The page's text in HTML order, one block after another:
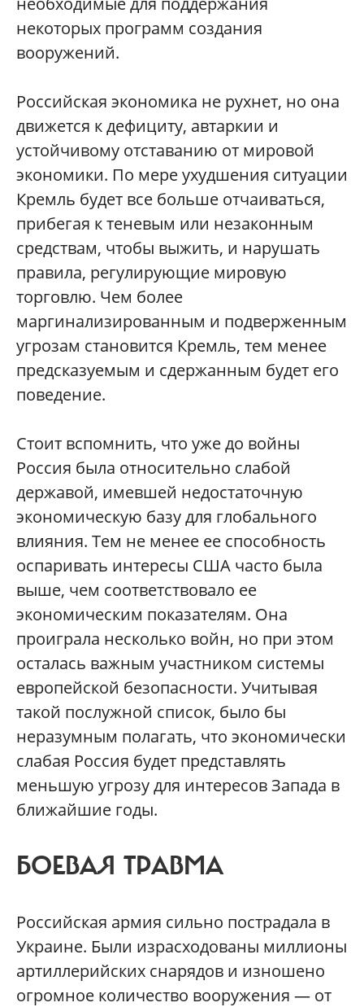
некоторых программ создания
вооружений.
Российская экономика не рухнет, но она
движется к дефициту, автаркии и
устойчивому отставанию от мировой
экономики. По мере ухудшения ситуации
Кремль будет все больше отчаиваться,
прибегая к теневым или незаконным
средствам, чтобы выжить, и нарушать
правила, регулирующие мировую
торговлю. Чем более
маргинализированным и подверженным
угрозам становится Кремль, тем менее
предсказуемым и сдержанным будет его
поведение.
Стоит вспомнить, что уже до войны
Россия была относительно слабой
державой, имевшей недостаточную
экономическую базу для глобального
влияния. Тем не менее ее способность
оспаривать интересы США часто была
выше, чем соответствовало ее
экономическим показателям. Она
проиграла несколько войн, но при этом
осталась важным участником системы
европейской безопасности. Учитывая
такой послужной список, было бы
неразумным полагать, что экономически
слабая Россия будет представлять
меньшую угрозу для интересов Запада в
ближайшие годы.
БОЕВАЯ ТРАВМА
Российская армия сильно пострадала в
Украине. Были израсходованы миллионы
артиллерийских снарядов и изношено
огромное количество вооружения — от